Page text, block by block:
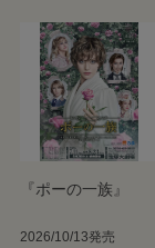
『ポーの一族』
2026/10/13発売